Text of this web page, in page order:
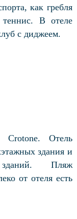
как гребля
В отеле
с диджеем.
Crotone. Отель
здания и
зданий. Пляж
от отеля есть